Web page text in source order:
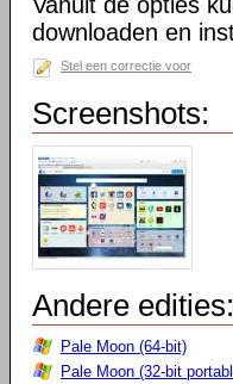
downloaden en
Stel een correctie voor
Screenshots:
Andere edities:
Pale Moon (64-bit)
Pale Moon (32-bit